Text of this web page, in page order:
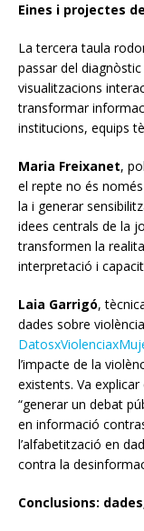
Eines i projectes
La tercera taula
passar del
visualitzacions
transformar
institucions, equips
Maria Freixanet,
el repte no és
la i generar
idees centrals de la
transformen la
interpretació i
Laia Garrigó,
dades sobre
l’impacte de la
existents. Va explicar
“generar un debat
en informació
l’alfabetització en
contra la
Conclusions: